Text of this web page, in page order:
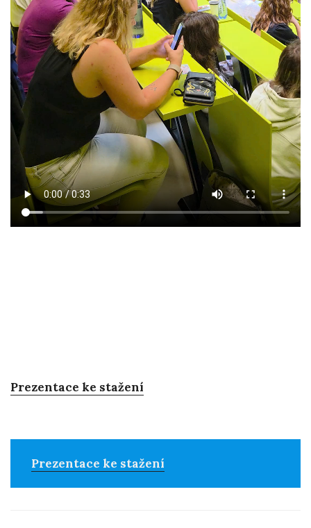
Prezentace ke stažení
Prezentace ke stažení